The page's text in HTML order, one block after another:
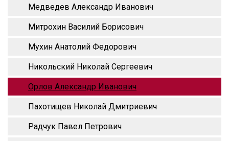
Медведев Александр Иванович
Митрохин Василий Борисович
Мухин Анатолий Федорович
Никольский Николай Сергеевич
Орлов Александр Иванович
Пахотищев Николай Дмитриевич
Радчук Павел Петрович